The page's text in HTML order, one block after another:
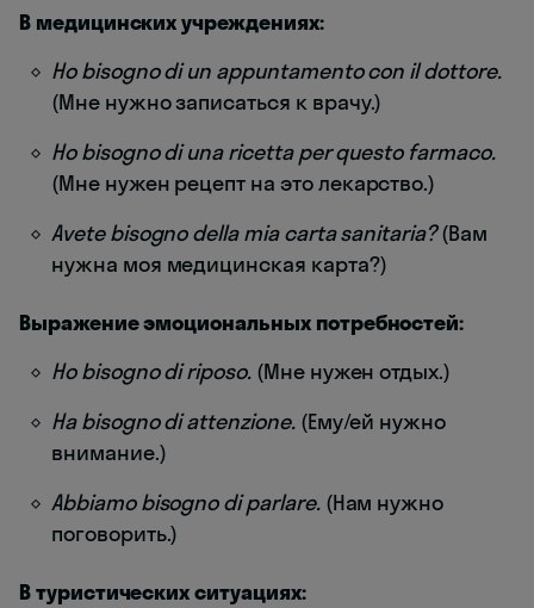
В медицинских учреждениях:
Ho bisogno di un appuntamento con il dottore.
(Мне нужно записаться к врачу.)
Ho bisogno di una ricetta per questo farmaco.
(Мне нужен рецепт на это лекарство.)
Avete bisogno della mia carta sanitaria?(Вам
нужна моя медицинская карта?)
Выражение эмоциональных потребностей:
Ho bisogno di riposo.(Мне нужен отдых.)
Ha bisogno di attenzione.(Ему/ей нужно
внимание.)
Abbiamo bisogno di parlare.(Нам нужно
поговорить.)
В туристических ситуациях: